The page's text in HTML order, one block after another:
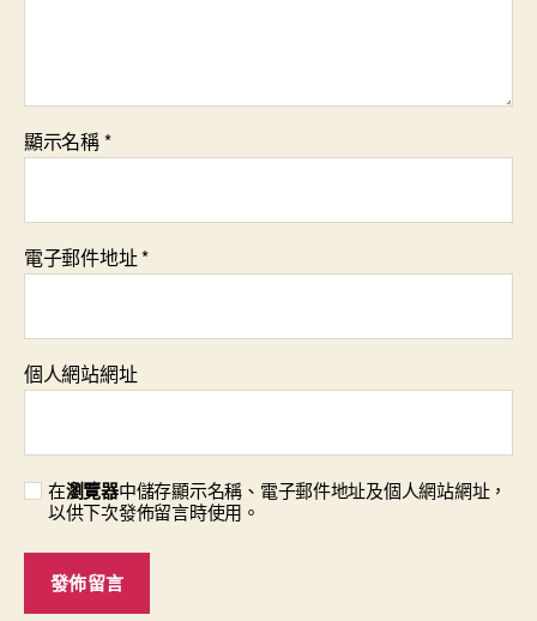
顯示名稱*
電子郵件地址*
個人網站網址
在瀏覽器中儲存顯示名稱、電子郵件地址及個人網站網址，
以供下次發佈留言時使用。